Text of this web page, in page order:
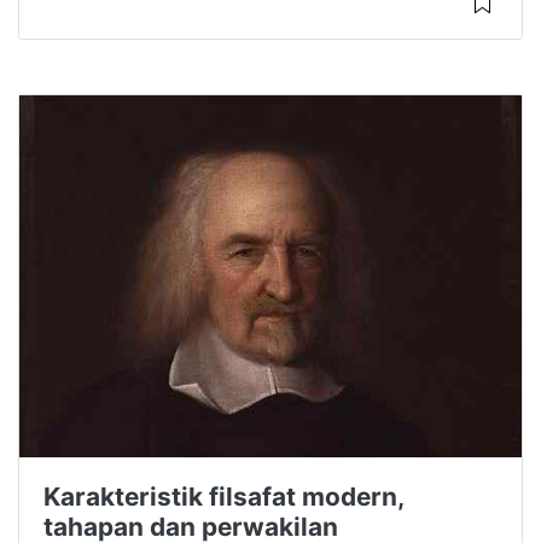
Karakteristik filsafat modern,
tahapan dan perwakilan